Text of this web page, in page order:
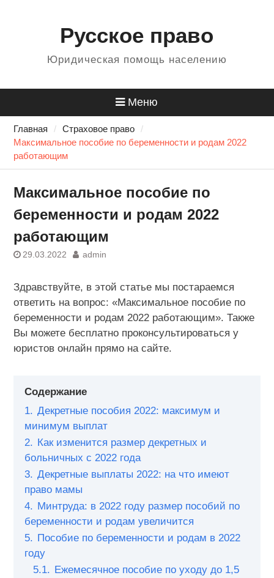
Русское право
Юридическая помощь населению
Меню
Главная
Страховое право
Максимальное пособие по беременности и родам 2022
работающим
Максимальное пособие по
беременности и родам 2022
работающим
29.03.2022 admin
Здравствуйте, в этой статье мы постараемся
ответить на вопрос: «Максимальное пособие по
беременности и родам 2022 работающим». Также
Вы можете бесплатно проконсультироваться у
юристов онлайн прямо на сайте.
Содержание
1. Декретные пособия 2022: максимум и
минимум выплат
2. Как изменится размер декретных и
больничных с 2022 года
3. Декретные выплаты 2022: на что имеют
право мамы
4. Минтруда: в 2022 году размер пособий по
беременности и родам увеличится
5. Пособие по беременности и родам в 2022
году
5.1. Ежемесячное пособие по уходу до 1,5
сайту: 484499@cp9.ru